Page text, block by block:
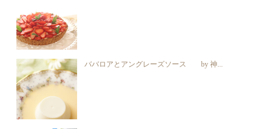
ババロアとアングレーズソース by 神...